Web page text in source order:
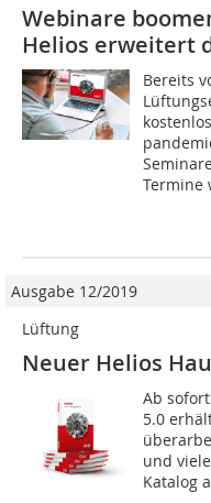
Webinare
Helios erweitert
Bereits
Termine
Ausgabe 12/2019
Lüftung
Neuer Helios
Ab
5.0
und
Katalog